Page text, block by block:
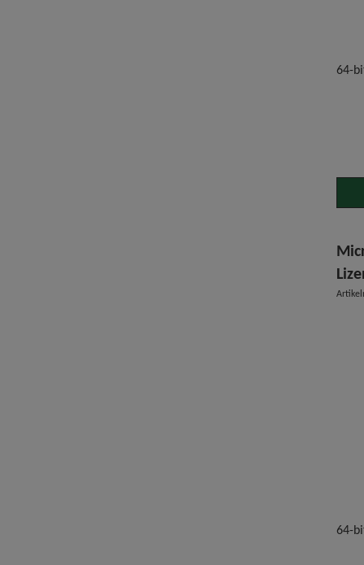
64-
64-